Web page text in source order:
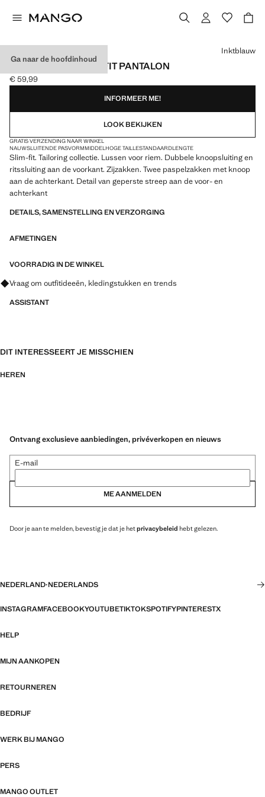
Ga naar de hoofdinhoud
PARIS SUPER SLIM-FIT PANTALON
Huidige prijs [€ 59,99 ]
€ 59,99
Kies een kleur
Inktblauw
INFORMEER ME!
LOOK BEKIJKEN
GRATIS VERZENDING NAAR WINKEL
NAUWSLUITENDE PASVORMMIDDELHOGE TAILLESTANDAARDLENGTE
Slim-fit. Tailoring collectie. Lussen voor riem. Dubbele knoopsluiting en
ritssluiting aan de voorkant. Zijzakken. Twee paspelzakken met knoop
aan de achterkant. Detail van geperste streep aan de voor- en
achterkant
DETAILS, SAMENSTELLING EN VERZORGING
AFMETINGEN
VOORRADIG IN DE WINKEL
Vraag om outfitideeën, kledingstukken en trends
ASSISTANT
DIT INTERESSEERT JE MISSCHIEN
HEREN
Ontvang exclusieve aanbiedingen, privéverkopen en nieuws
E-mail
ME AANMELDEN
Door je aan te melden, bevestig je dat je hetprivacybeleid hebt gelezen.
NEDERLAND·NEDERLANDS
INSTAGRAMFACEBOOKYOUTUBETIKTOKSPOTIFYPINTERESTX
HELP
MIJN AANKOPEN
RETOURNEREN
BEDRIJF
WERK BIJ MANGO
PERS
MANGO OUTLET